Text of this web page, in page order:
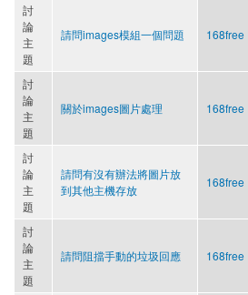
討
論
主
題
請問images模組一個問題 168free
討
論
主
題
關於images圖片處理 168free
討
論
主
題
請問有沒有辦法將圖片放
到其他主機存放
168free
討
論
主
題
請問阻擋手動的垃圾回應 168free